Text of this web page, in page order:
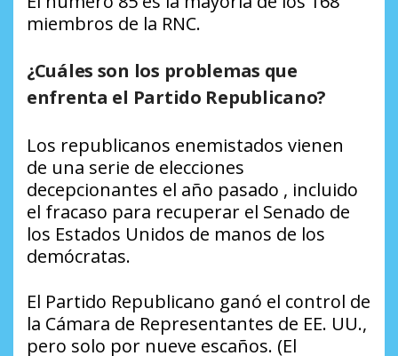
miembros de la RNC.
¿Cuáles son los problemas que
enfrenta el Partido Republicano?
Los republicanos enemistados vienen
de una serie de elecciones
decepcionantes el año pasado , incluido
el fracaso para recuperar el Senado de
los Estados Unidos de manos de los
demócratas.
El Partido Republicano ganó el control de
la Cámara de Representantes de EE. UU.,
pero solo por nueve escaños. (El